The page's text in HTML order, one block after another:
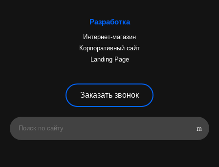
Разработка
Интернет-магазин
Корпоративный сайт
Landing Page
Заказать звонок